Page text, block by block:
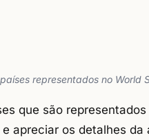
representados no World
que são
apreciar os detalhes da